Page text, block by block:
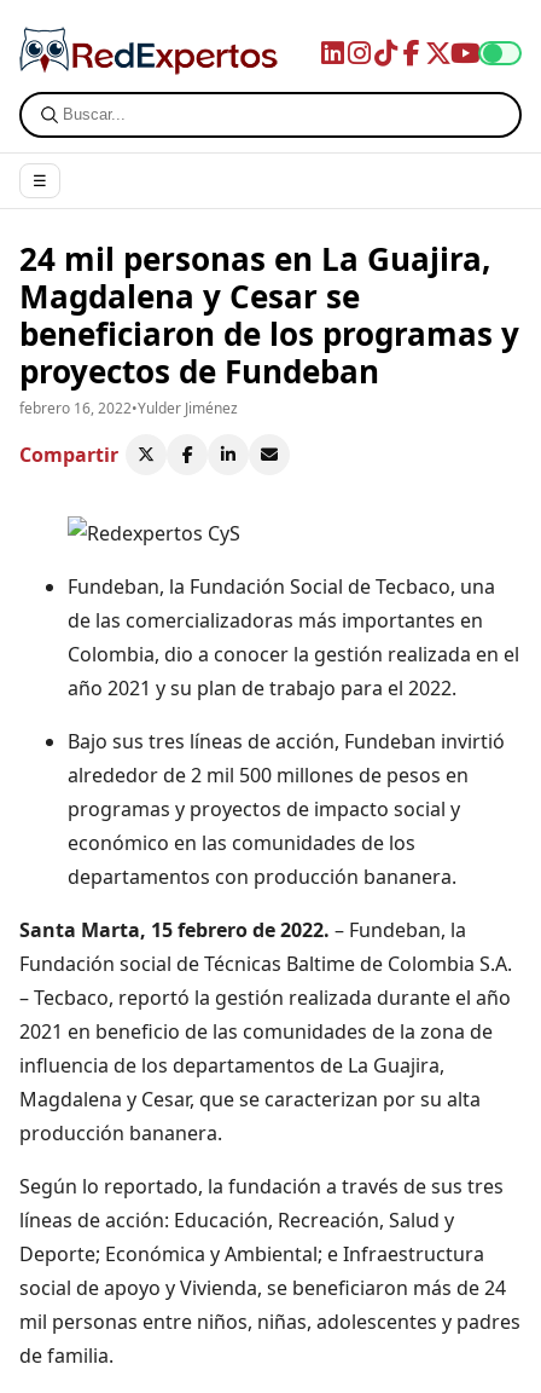
☰
24 mil personas en La Guajira,
Magdalena y Cesar se
beneficiaron de los programas y
proyectos de Fundeban
febrero 16, 2022•Yulder Jiménez
Compartir
Fundeban, la Fundación Social de Tecbaco, una
de las comercializadoras más importantes en
Colombia, dio a conocer la gestión realizada en el
año 2021 y su plan de trabajo para el 2022.
Bajo sus tres líneas de acción, Fundeban invirtió
alrededor de 2 mil 500 millones de pesos en
programas y proyectos de impacto social y
económico en las comunidades de los
departamentos con producción bananera.
Santa Marta, 15 febrero de 2022. – Fundeban, la
Fundación social de Técnicas Baltime de Colombia S.A.
– Tecbaco, reportó la gestión realizada durante el año
2021 en beneficio de las comunidades de la zona de
influencia de los departamentos de La Guajira,
Magdalena y Cesar, que se caracterizan por su alta
producción bananera.
Según lo reportado, la fundación a través de sus tres
líneas de acción: Educación, Recreación, Salud y
Deporte; Económica y Ambiental; e Infraestructura
social de apoyo y Vivienda, se beneficiaron más de 24
mil personas entre niños, niñas, adolescentes y padres
de familia.